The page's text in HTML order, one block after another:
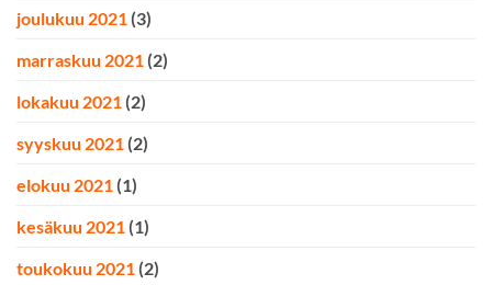
joulukuu 2021 (3)
marraskuu 2021 (2)
lokakuu 2021 (2)
syyskuu 2021 (2)
elokuu 2021 (1)
kesäkuu 2021 (1)
toukokuu 2021 (2)